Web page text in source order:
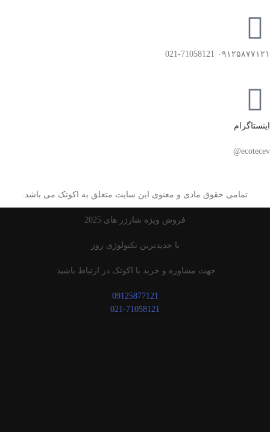
۰۹۱۲۵۸۷۷۱۲۱ 021-71058121
اینستاگرام
ecotecev@
تمامی حقوق مادی و معنوی این سایت متعلق به اکوتک می باشد.
فروش ویژه شارژر های 2025
با جدیدترین تکنولوژی روز
جهت مشاوره و خرید با اکوتک در ارتباط باشید.
09125877121
021-71058121